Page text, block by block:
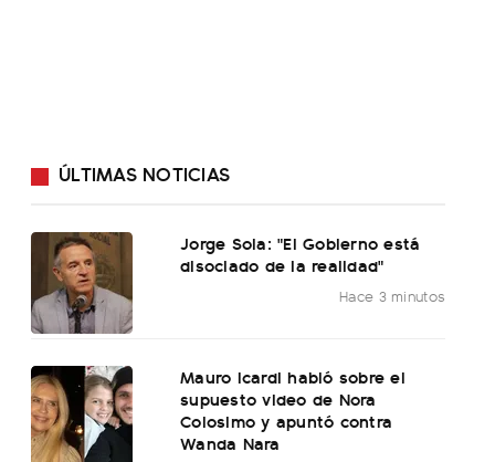
ÚLTIMAS NOTICIAS
Jorge Sola: "El Gobierno está
disociado de la realidad"
Hace 3 minutos
Mauro Icardi habló sobre el
supuesto video de Nora
Colosimo y apuntó contra
Wanda Nara